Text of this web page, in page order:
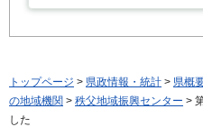
トップページ > 県政情報・統計 > 県概
の地域機関 > 秩父地域振興センター >
した